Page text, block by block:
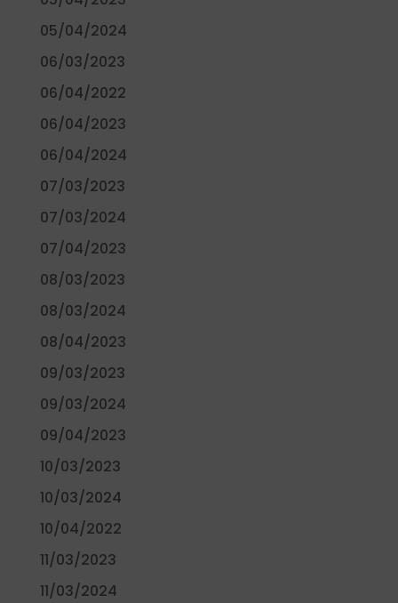
05/04/2024
06/03/2023
06/04/2022
06/04/2023
06/04/2024
07/03/2023
07/03/2024
07/04/2023
08/03/2023
08/03/2024
08/04/2023
09/03/2023
09/03/2024
09/04/2023
10/03/2023
10/03/2024
10/04/2022
11/03/2023
11/03/2024